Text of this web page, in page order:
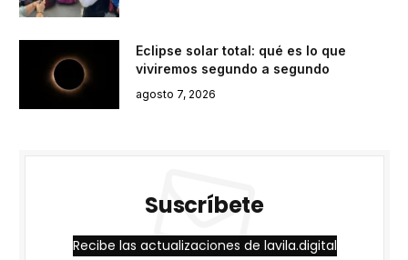
Eclipse solar total: qué es lo que
viviremos segundo a segundo
agosto 7, 2026
Suscríbete
Recibe las actualizaciones de lavila.digital